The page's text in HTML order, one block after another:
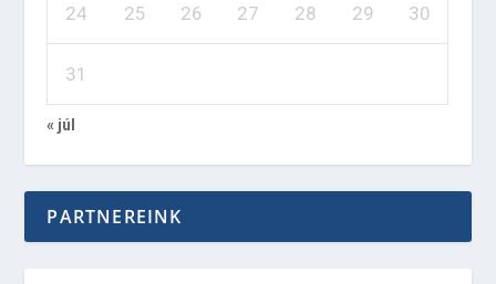
24 25 26 27 28 29 30
31
« júl
PARTNEREINK